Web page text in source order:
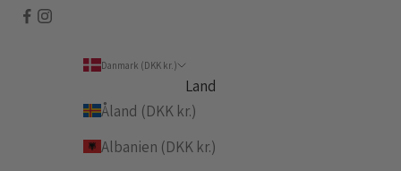
Danmark (DKK kr.)
Land
Åland (DKK kr.)
Albanien (DKK kr.)